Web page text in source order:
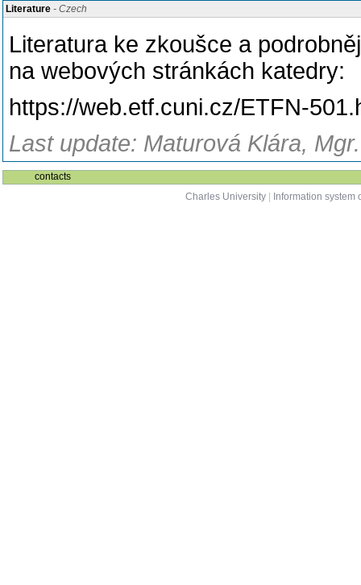
Literature - Czech
Literatura ke zkoušce a
na webových stránkách katedry:
https://web.etf.cuni.cz/ETFN-
Last update: Maturová Klára,
contacts
Charles University
Information